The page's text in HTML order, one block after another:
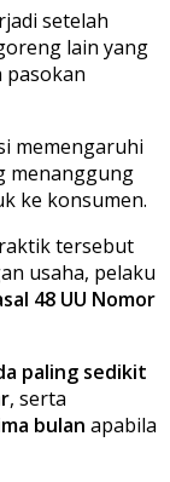
setelah
lain yang
pasokan
memengaruhi
menanggung
ke konsumen.
tersebut
usaha, pelaku
48 UU Nomor
paling sedikit
, serta
bulan apabila